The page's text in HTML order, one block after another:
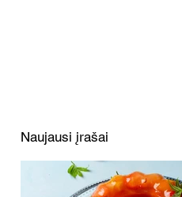
Naujausi įrašai